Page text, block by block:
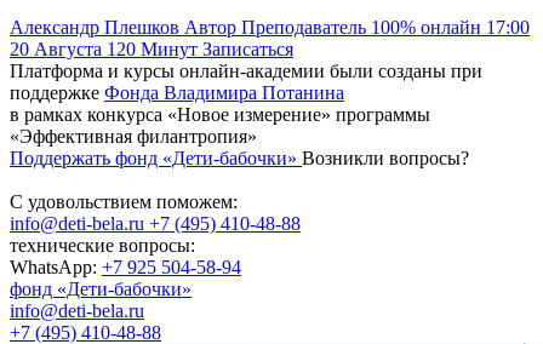
Александр Плешков Автор Преподаватель 100% онлайн 17:00
20 Августа 120 Минут Записаться
Платформа и курсы онлайн-академии были созданы при
поддержке Фонда Владимира Потанина
в рамках конкурса «Новое измерение» программы
«Эффективная филантропия»
Поддержать фонд «Дети-бабочки» Возникли вопросы?
С удовольствием поможем:
info@deti-bela.ru +7 (495) 410-48-88
технические вопросы:
WhatsApp: +7 925 504-58-94
фонд «Дети-бабочки»
info@deti-bela.ru
+7 (495) 410-48-88